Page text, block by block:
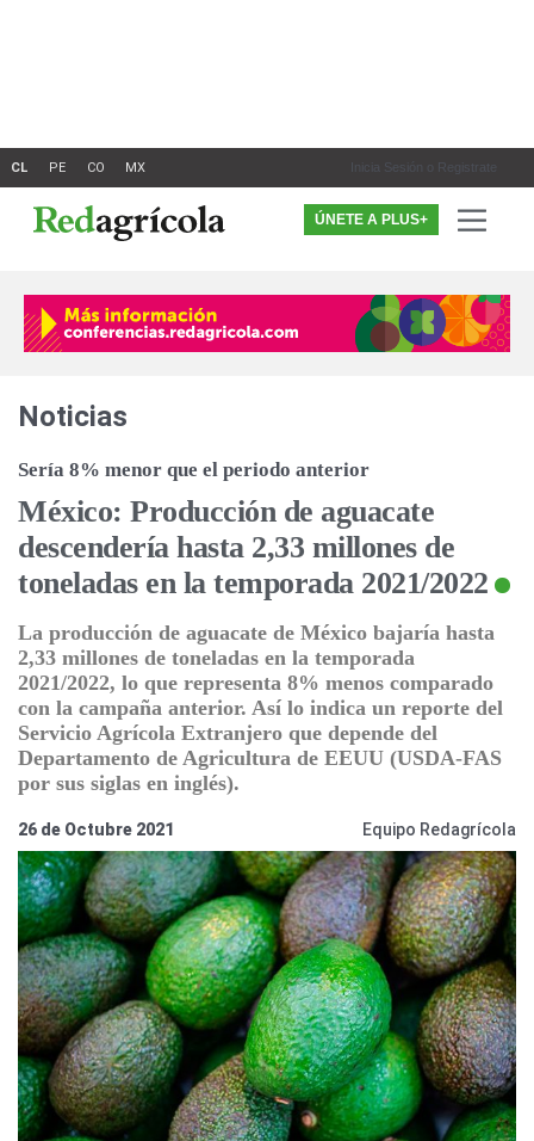
Inicia Sesión o Registrate
ÚNETE A PLUS+
Noticias
Sería 8% menor que el periodo anterior
México: Producción de aguacate
descendería hasta 2,33 millones de
toneladas en la temporada 2021/2022
La producción de aguacate de México bajaría hasta
2,33 millones de toneladas en la temporada
2021/2022, lo que representa 8% menos comparado
con la campaña anterior. Así lo indica un reporte del
Servicio Agrícola Extranjero que depende del
Departamento de Agricultura de EEUU (USDA-FAS
por sus siglas en inglés).
26 de Octubre 2021 Equipo Redagrícola